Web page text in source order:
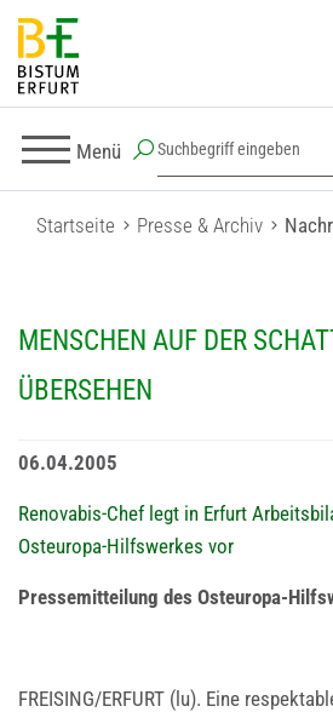
Menü
Startseite Presse & Archiv
MENSCHEN AUF DER
ÜBERSEHEN
06.04.2005
Renovabis-Chef legt in Erfurt
Osteuropa-Hilfswerkes vor
Pressemitteilung des Osteuropa-
FREISING/ERFURT (lu). Eine